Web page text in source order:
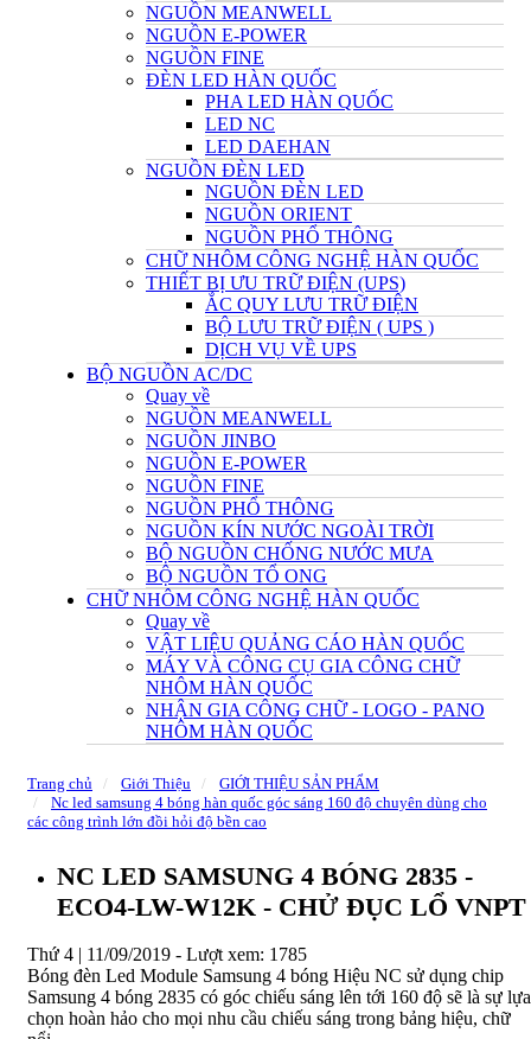
NGUỒN MEANWELL
NGUỒN E-POWER
NGUỒN FINE
ĐÈN LED HÀN QUỐC
PHA LED HÀN QUỐC
LED NC
LED DAEHAN
NGUỒN ĐÈN LED
NGUỒN ĐÈN LED
NGUỒN ORIENT
NGUỒN PHỔ THÔNG
CHỮ NHÔM CÔNG NGHỆ HÀN QUỐC
THIẾT BỊ ƯU TRỮ ĐIỆN (UPS)
ẮC QUY LƯU TRỮ ĐIỆN
BỘ LƯU TRỮ ĐIỆN ( UPS )
DỊCH VỤ VỀ UPS
BỘ NGUỒN AC/DC
Quay về
NGUỒN MEANWELL
NGUỒN JINBO
NGUỒN E-POWER
NGUỒN FINE
NGUỒN PHỔ THÔNG
NGUỒN KÍN NƯỚC NGOÀI TRỜI
BỘ NGUỒN CHỐNG NƯỚC MƯA
BỘ NGUỒN TỔ ONG
CHỮ NHÔM CÔNG NGHỆ HÀN QUỐC
Quay về
VẬT LIỆU QUẢNG CÁO HÀN QUỐC
MÁY VÀ CÔNG CỤ GIA CÔNG CHỮ
NHÔM HÀN QUỐC
NHẬN GIA CÔNG CHỮ - LOGO - PANO
NHÔM HÀN QUỐC
Trang chủ Giới Thiệu
GIỚI THIỆU SẢN PHẨM
Nc led samsung 4 bóng hàn quốc góc sáng 160 độ chuyên dùng cho
các công trình lớn đồi hỏi độ bền cao
NC LED SAMSUNG 4 BÓNG 2835 -
ECO4-LW-W12K - CHỬ ĐỤC LỔ VNPT
Thứ 4 | 11/09/2019 - Lượt xem: 1785
Bóng đèn Led Module Samsung 4 bóng Hiệu NC sử dụng chip
Samsung 4 bóng 2835 có góc chiếu sáng lên tới 160 độ sẽ là sự lựa
chọn hoàn hảo cho mọi nhu cầu chiếu sáng trong bảng hiệu, chữ